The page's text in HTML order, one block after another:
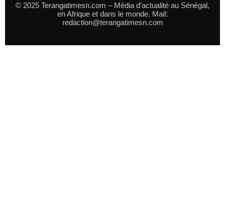
© 2025 Terangatimesn.com – Média d’actualité au Sénégal,
en Afrique et dans le monde. Mail:
redaction@terangatimesn.com